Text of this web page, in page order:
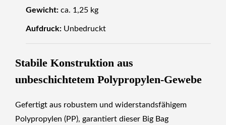
Gewicht:ca. 1,25 kg
Aufdruck:Unbedruckt
Stabile Konstruktion aus
unbeschichtetem Polypropylen-Gewebe
Gefertigt aus robustem und widerstandsfähigem
Polypropylen (PP), garantiert dieser Big Bag